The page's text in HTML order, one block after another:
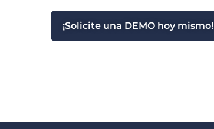
¡Solicite una DEMO hoy mismo!